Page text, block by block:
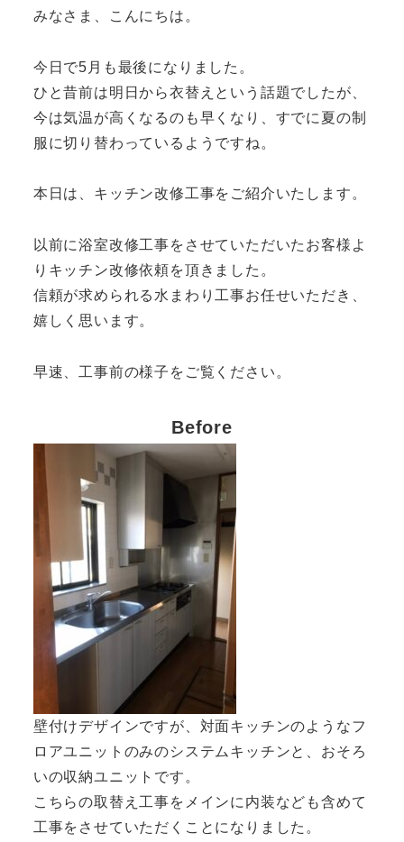
みなさま、こんにちは。
今日で5月も最後になりました。
ひと昔前は明日から衣替えという話題でしたが、
今は気温が高くなるのも早くなり、すでに夏の制
服に切り替わっているようですね。
本日は、キッチン改修工事をご紹介いたします。
以前に浴室改修工事をさせていただいたお客様よ
りキッチン改修依頼を頂きました。
信頼が求められる水まわり工事お任せいただき、
嬉しく思います。
早速、工事前の様子をご覧ください。
Before
壁付けデザインですが、対面キッチンのようなフ
ロアユニットのみのシステムキッチンと、おそろ
いの収納ユニットです。
こちらの取替え工事をメインに内装なども含めて
工事をさせていただくことになりました。